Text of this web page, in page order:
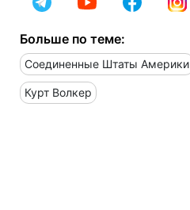
Больше по теме:
Соединенные Штаты Америки
Курт Волкер